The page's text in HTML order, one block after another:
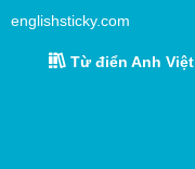
englishsticky.com
Từ điển Anh Việt